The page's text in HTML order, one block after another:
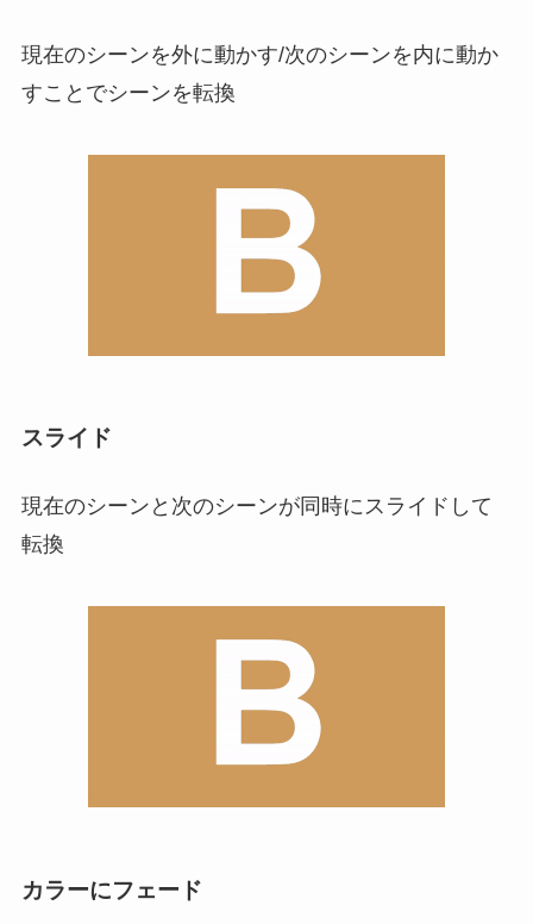
現在のシーンを外に動かす/次のシーンを内に動か
すことでシーンを転換
スライド
現在のシーンと次のシーンが同時にスライドして
転換
カラーにフェード